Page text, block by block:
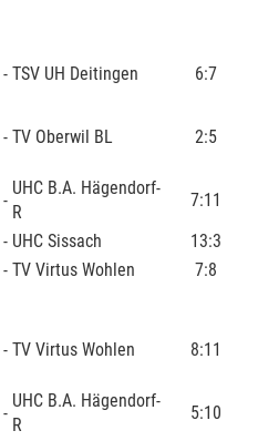
- TSV UH Deitingen 6:7
- TV Oberwil BL 2:5
-
UHC B.A. Hägendorf-
R
7:11
- UHC Sissach
13:3
- TV Virtus Wohlen 7:8
- TV Virtus Wohlen 8:11
-
UHC B.A. Hägendorf-
R
5:10